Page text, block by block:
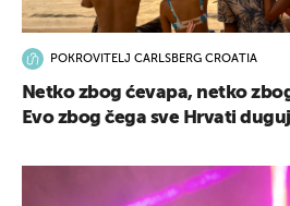
POKROVITELJ CARLSBERG CROATIA
Netko zbog ćevapa, netko
Evo zbog čega sve Hrvati